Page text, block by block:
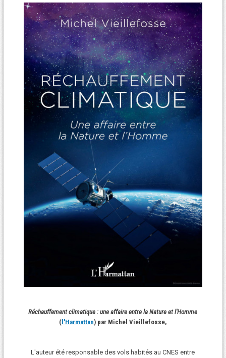
Réchauffement climatique : une affaire entre la Nature et l'Homme
(l'Harmattan) par Michel Vieillefosse,
L'auteur été responsable des vols habités au CNES entre